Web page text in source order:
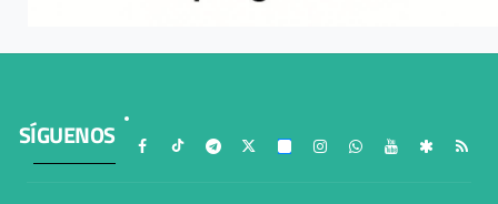
SÍGUENOS